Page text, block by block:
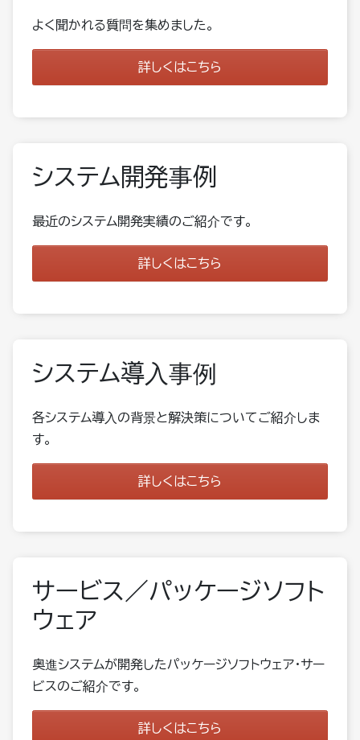
よく聞かれる質問を集めました。
詳しくはこちら
システム開発事例
最近のシステム開発実績のご紹介です。
詳しくはこちら
システム導入事例
各システム導入の背景と解決策についてご紹介しま
す。
詳しくはこちら
サービス／パッケージソフト
ウェア
奥進システムが開発したパッケージソフトウェア・サー
ビスのご紹介です。
詳しくはこちら